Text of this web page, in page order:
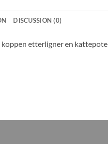
DISCUSSION (0)
etterligner en